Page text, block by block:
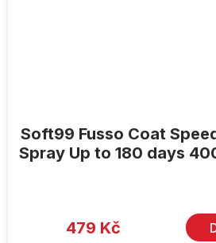
Soft99 Fusso Coat
Spray Up to 180 days
479 Kč